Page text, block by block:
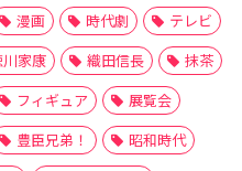
漫画 時代劇
テレビ
家康 織田信長
抹茶
フィギュア
展覧会
豊臣兄弟！
昭和時代